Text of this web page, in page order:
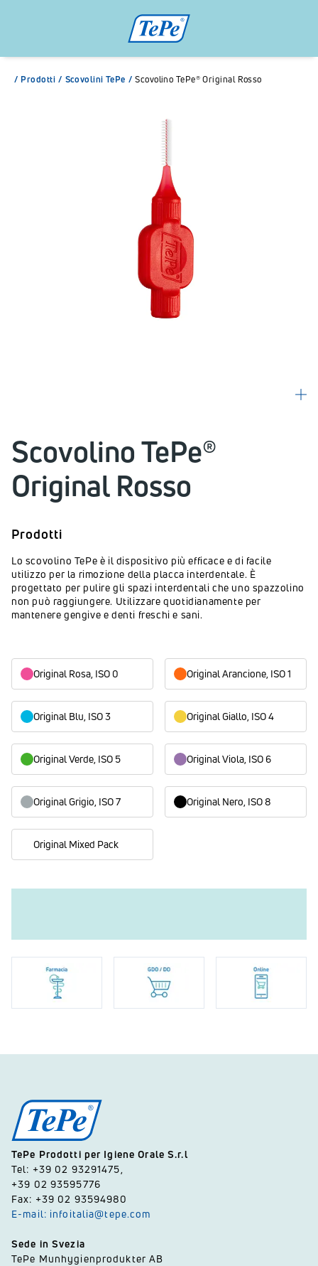
/ Prodotti / Scovolini TePe / Scovolino TePe® Original Rosso
Scovolino TePe®
Original Rosso
Prodotti
Lo scovolino TePe è il dispositivo più efficace e di facile
utilizzo per la rimozione della placca interdentale. È
progettato per pulire gli spazi interdentali che uno spazzolino
non può raggiungere. Utilizzare quotidianamente per
mantenere gengive e denti freschi e sani.
Original Rosa, ISO 0 Original Arancione, ISO 1
Original Blu, ISO 3 Original Giallo, ISO 4
Original Verde, ISO 5 Original Viola, ISO 6
Original Grigio, ISO 7 Original Nero, ISO 8
Original Mixed Pack
TePe Prodotti per Igiene Orale S.r.l
Tel: +39 02 93291475,
+39 02 93595776
Fax: +39 02 93594980
E-mail: infoitalia@tepe.com
Sede in Svezia
TePe Munhygienprodukter AB